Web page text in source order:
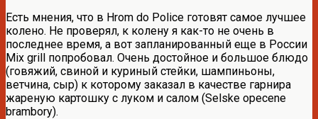
Есть мнения, что в Hrom do Police готовят самое лучшее
колено. Не проверял, к колену я как-то не очень в
последнее время, а вот запланированный еще в России
Mix grill попробовал. Очень достойное и большое блюдо
(говяжий, свиной и куриный стейки, шампиньоны,
ветчина, сыр) к которому заказал в качестве гарнира
жареную картошку с луком и салом (Selske opecene
brambory).